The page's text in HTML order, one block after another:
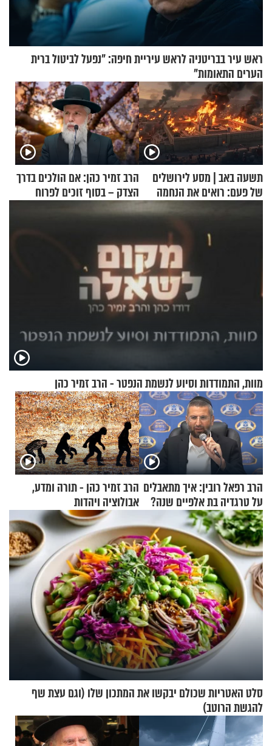
ראש עיר בבריטניה לראש עיריית חיפה: ״נפעל לביטול ברית
הערים התאומות״
תשעה באב | מסע לירושלים
של פעם: רואים את הנחמה
הרב זמיר כהן: אם הולכים בדרך
הצדק – בסוף זוכים לפרוח
מוות, התמודדות וסיוע לנשמת הנפטר - הרב זמיר כהן
הרב רפאל רובין: איך מתאבלים
על טרגדיה בת אלפיים שנה?
הרב זמיר כהן - תורה ומדע,
אבולוציה ויהדות
סלט האטריות שכולם יבקשו את המתכון שלו (וגם עצת שף
להגשת הרוטב)